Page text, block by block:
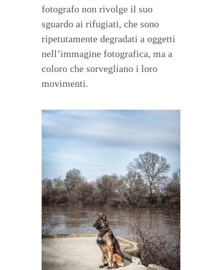
fotografo non rivolge il suo
sguardo ai rifugiati, che sono
ripetutamente degradati a oggetti
nell’immagine fotografica, ma a
coloro che sorvegliano i loro
movimenti.